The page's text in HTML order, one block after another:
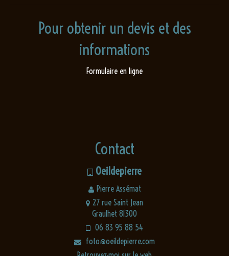
Pour obtenir un devis et des
informations
Formulaire en ligne
Contact
Oeildepierre
Pierre Assémat
27 rue Saint Jean
Graulhet 81300
06 83 95 88 54
foto@oeildepierre.com